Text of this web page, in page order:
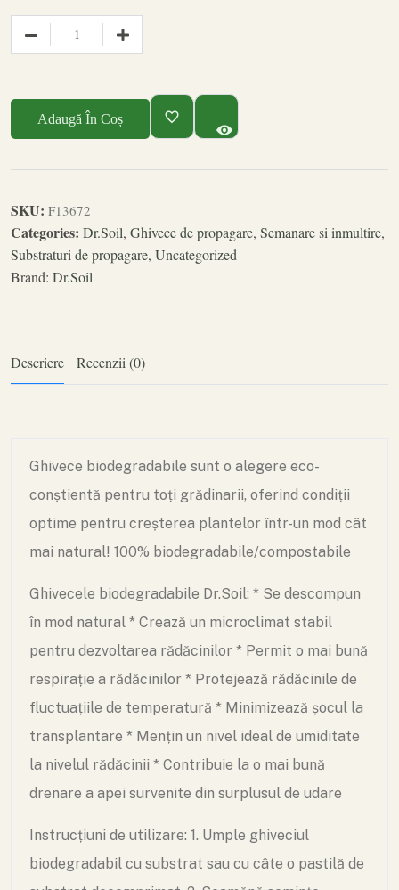
Adaugă În Coș
SKU: F13672
Categories: Dr.Soil, Ghivece de propagare, Semanare si inmultire,
Substraturi de propagare, Uncategorized
Brand: Dr.Soil
Descriere Recenzii (0)
Ghivece biodegradabile sunt o alegere eco-
conștientă pentru toți grădinarii, oferind condiții
optime pentru creșterea plantelor într-un mod cât
mai natural! 100% biodegradabile/compostabile
Ghivecele biodegradabile Dr.Soil: * Se descompun
în mod natural * Crează un microclimat stabil
pentru dezvoltarea rădăcinilor * Permit o mai bună
respirație a rădăcinilor * Protejează rădăcinile de
fluctuațiile de temperatură * Minimizează șocul la
transplantare * Mențin un nivel ideal de umiditate
la nivelul rădăcinii * Contribuie la o mai bună
drenare a apei survenite din surplusul de udare
Instrucțiuni de utilizare: 1. Umple ghiveciul
biodegradabil cu substrat sau cu câte o pastilă de